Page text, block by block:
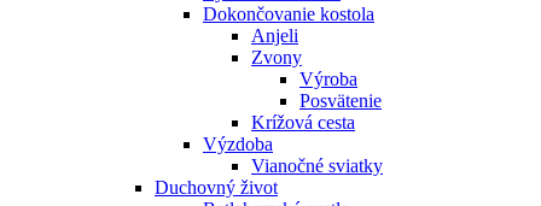
Dokončovanie kostola
Anjeli
Zvony
Výroba
Posvätenie
Krížová cesta
Výzdoba
Vianočné sviatky
Duchovný život